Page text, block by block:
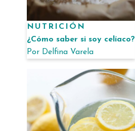
NUTRICIÓN
¿Cómo saber si soy celíaco?
Por Delfina Varela